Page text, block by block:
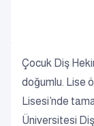
Çocuk Diş
doğumlu. Lise
Lisesi’nde
Üniversitesi